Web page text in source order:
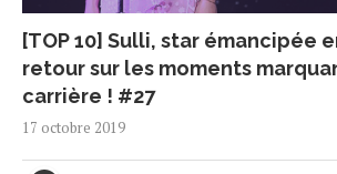
[TOP 10] Sulli, star émancipée
retour sur les moments
carrière ! #27
17 octobre 2019